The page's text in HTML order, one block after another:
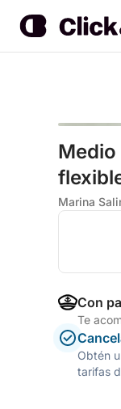
Marina
Con
Te
Obtén
tarifas